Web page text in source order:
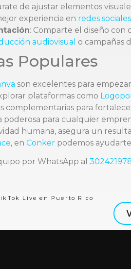
de ajustar elementos
experiencia en redes sociales
: Comparte el diseño con
audiovisual o campañas
Populares
son excelentes para
plataformas como
complementarias para
poderosa para cualquier
humana, asegura un
, en Conker podemos
por WhatsApp al
Live en Puerto Rico